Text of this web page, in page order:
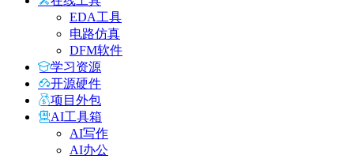
EDA工具
电路仿真
DFM软件
学习资源
开源硬件
项目外包
AI工具箱
AI写作
AI办公